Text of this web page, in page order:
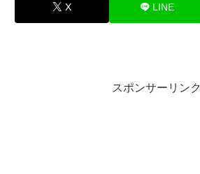
X LINE
スポンサーリンク